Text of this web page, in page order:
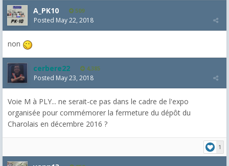
A_PK10 509
Posted May 22, 2018
non
cerbere22 4,385
Posted May 23, 2018
Voie M à PLY... ne serait-ce pas dans le cadre de l'expo
organisée pour commémorer la fermeture du dépôt du
Charolais en décembre 2016 ?
1